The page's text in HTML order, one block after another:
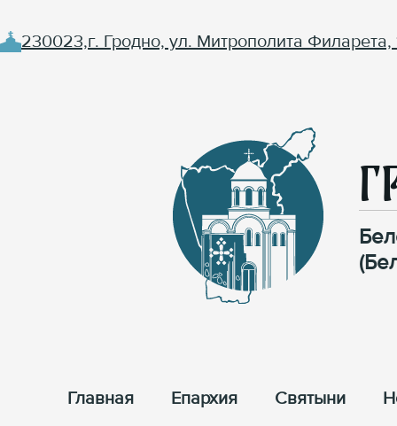
230023,г. Гродно, ул. Митрополита Филарета,
Главная Епархия Cвятыни